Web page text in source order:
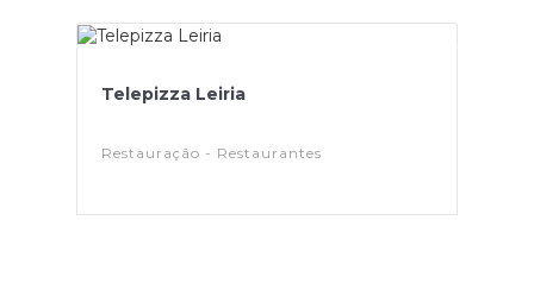
Telepizza Leiria
Restauração - Restaurantes